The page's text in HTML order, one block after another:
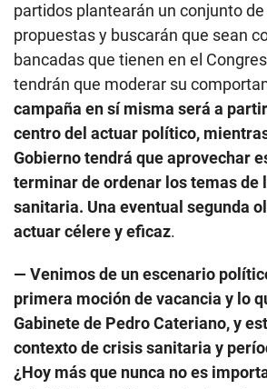
partidos plantearán un conjunto
propuestas y buscarán que sean
bancadas que tienen en el
tendrán que moderar su
campaña en sí misma será a
centro del actuar político,
Gobierno tendrá que aprovechar
terminar de ordenar los temas de
sanitaria. Una eventual segunda
actuar célere y eficaz.
— Venimos de un escenario
primera moción de vacancia y lo
Gabinete de Pedro Cateriano, y
contexto de crisis sanitaria y
¿Hoy más que nunca no es